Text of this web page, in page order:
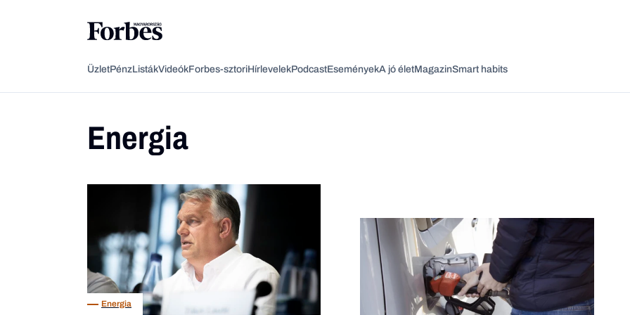
Vagy fedezze fel a következő témákat
Üzlet Pénz Zöld Legyél jobb!
ÜzletPénzListákVideókForbes-sztoriHírlevelekPodcastEseményekA jó életMagazinSmart habits
Energia
Energia